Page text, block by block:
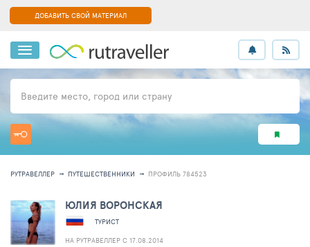
ДОБАВИТЬ СВОЙ МАТЕРИАЛ
Введите место, город или страну
РУТРАВЕЛЛЕР ПУТЕШЕСТВЕННИКИ ПРОФИЛЬ 784523
ЮЛИЯ ВОРОНСКАЯ
ТУРИСТ
НА РУТРАВЕЛЛЕР C 17.08.2014